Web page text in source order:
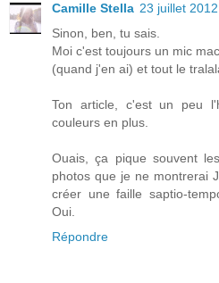
Camille Stella 23 juillet
Sinon, ben, tu sais.
Moi c'est toujours un mic
(quand j'en ai) et tout le
Ton article, c'est un peu
couleurs en plus.
Ouais, ça pique souvent
photos que je ne montrerai
créer une faille saptio-
Oui.
Répondre